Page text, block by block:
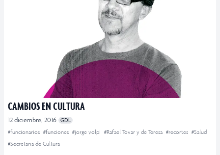
CAMBIOS EN CULTURA
12 diciembre, 2016 GDL
#funcionarios #funciones #jorge volpi #Rafael Tovar y de Teresa #recortes #Salud
#Secretaria de Cultura